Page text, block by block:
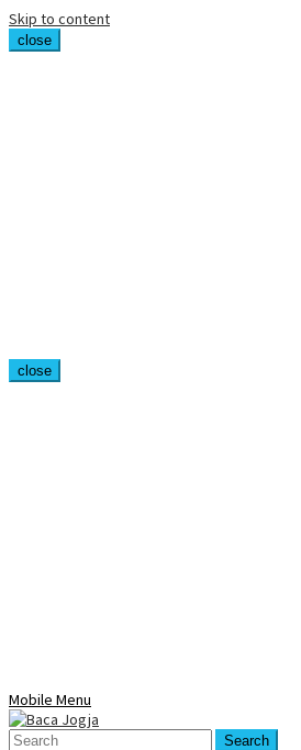
Skip to content
close
close
Mobile Menu
Search